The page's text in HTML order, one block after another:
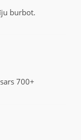
burbot.
700+